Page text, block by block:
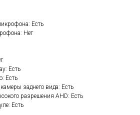
Есть
Нет
Есть
Есть
заднего вида: Есть
разрешения AHD: Есть
Есть